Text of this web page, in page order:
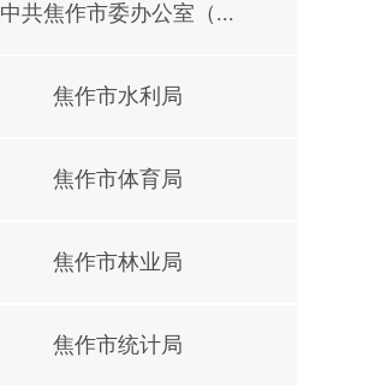
中共焦作市委办公室（...
焦作市水利局
焦作市体育局
焦作市林业局
焦作市统计局